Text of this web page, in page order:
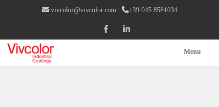
vivcolor@vivcolor.com | +39.045.8581034
Menu